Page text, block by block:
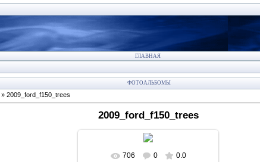
ГЛАВНАЯ
ФОТОАЛЬБОМЫ
» 2009_ford_f150_trees
2009_ford_f150_trees
В реальном размере 800x439
706 0 0.0